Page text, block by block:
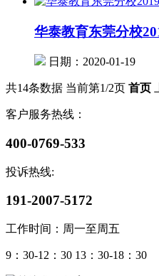
华泰教育东莞分校
日期：2020-01-19
共14条数据 当前第1/2页 首页
客户服务热线：
400-0769-533
投诉热线:
191-2007-5172
工作时间：周一至周五
9：30-12：30 13：30-18：30